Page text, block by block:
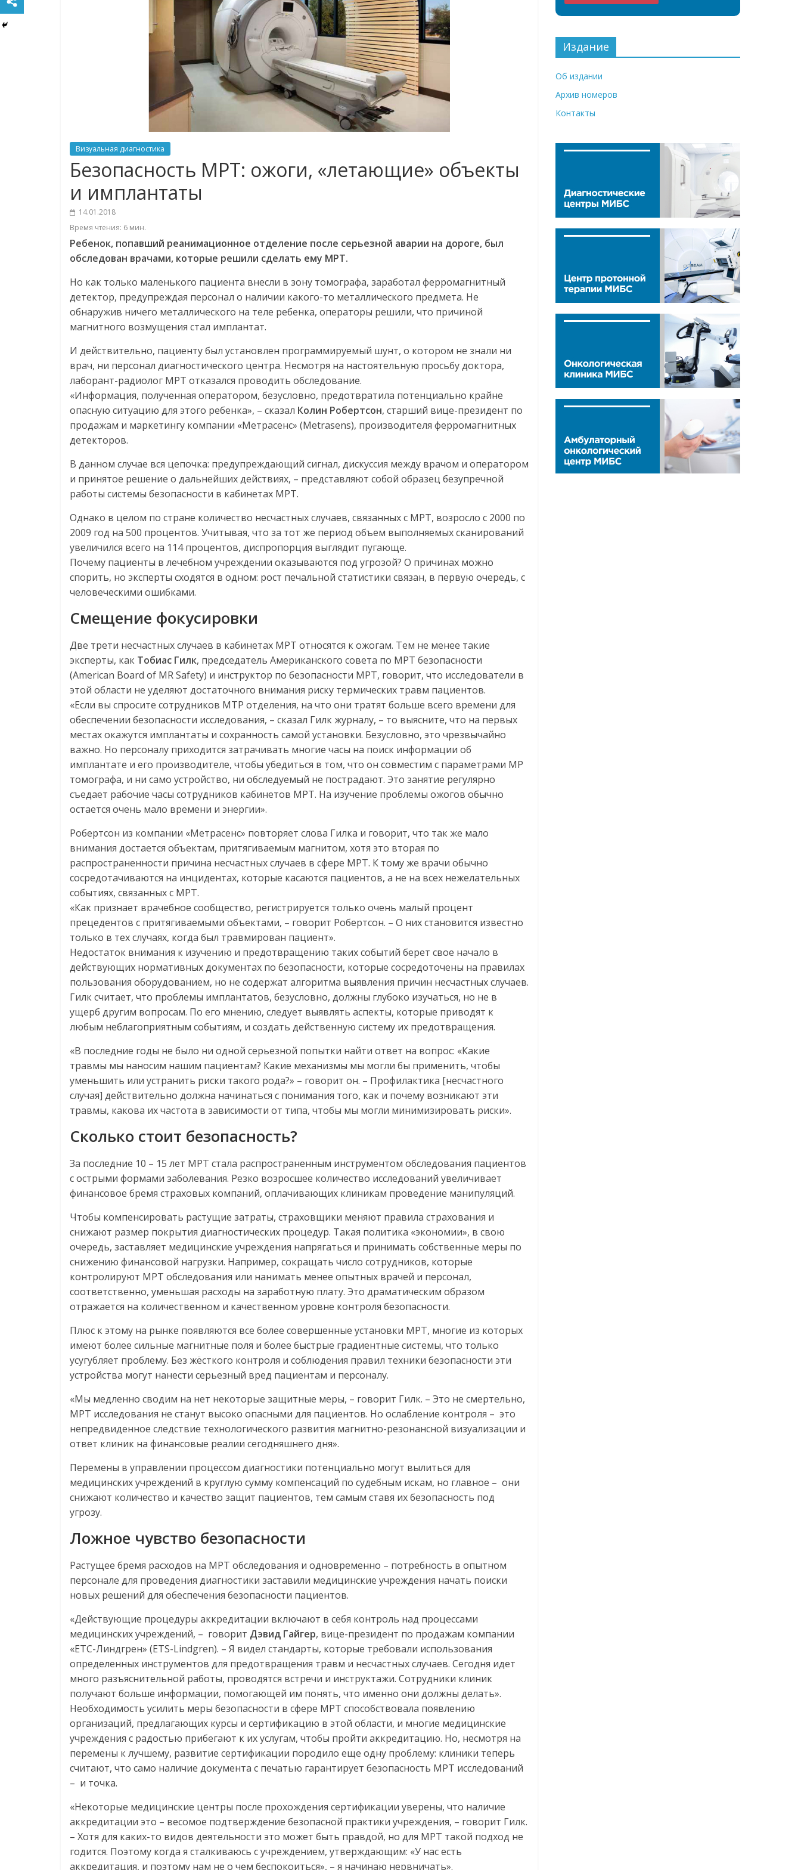
Визуальная диагностика
Безопасность МРТ: ожоги, «летающие» объекты
и имплантаты
14.01.2018
Время чтения: 6 мин.
Ребенок, попавший реанимационное отделение после серьезной аварии на дороге, был
обследован врачами, которые решили сделать ему МРТ.
Но как только маленького пациента внесли в зону томографа, заработал ферромагнитный
детектор, предупреждая персонал о наличии какого-то металлического предмета. Не
обнаружив ничего металлического на теле ребенка, операторы решили, что причиной
магнитного возмущения стал имплантат.
И действительно, пациенту был установлен программируемый шунт, о котором не знали ни
врач, ни персонал диагностического центра. Несмотря на настоятельную просьбу доктора,
лаборант-радиолог МРТ отказался проводить обследование.
«Информация, полученная оператором, безусловно, предотвратила потенциально крайне
опасную ситуацию для этого ребенка», – сказал Колин Робертсон, старший вице-президент по
продажам и маркетингу компании «Метрасенс» (Metrasens), производителя ферромагнитных
детекторов.
В данном случае вся цепочка: предупреждающий сигнал, дискуссия между врачом и оператором
и принятое решение о дальнейших действиях, – представляют собой образец безупречной
работы системы безопасности в кабинетах МРТ.
Однако в целом по стране количество несчастных случаев, связанных с МРТ, возросло с 2000 по
2009 год на 500 процентов. Учитывая, что за тот же период объем выполняемых сканирований
увеличился всего на 114 процентов, диспропорция выглядит пугающе.
Почему пациенты в лечебном учреждении оказываются под угрозой? О причинах можно
спорить, но эксперты сходятся в одном: рост печальной статистики связан, в первую очередь, с
человеческими ошибками.
Смещение фокусировки
Две трети несчастных случаев в кабинетах МРТ относятся к ожогам. Тем не менее такие
эксперты, как Тобиас Гилк, председатель Американского совета по МРТ безопасности
(American Board of MR Safety) и инструктор по безопасности МРТ, говорит, что исследователи в
этой области не уделяют достаточного внимания риску термических травм пациентов.
«Если вы спросите сотрудников МТР отделения, на что они тратят больше всего времени для
обеспечении безопасности исследования, – сказал Гилк журналу, – то выясните, что на первых
местах окажутся имплантаты и сохранность самой установки. Безусловно, это чрезвычайно
важно. Но персоналу приходится затрачивать многие часы на поиск информации об
имплантате и его производителе, чтобы убедиться в том, что он совместим с параметрами МР
томографа, и ни само устройство, ни обследуемый не пострадают. Это занятие регулярно
съедает рабочие часы сотрудников кабинетов МРТ. На изучение проблемы ожогов обычно
остается очень мало времени и энергии».
Робертсон из компании «Метрасенс» повторяет слова Гилка и говорит, что так же мало
внимания достается объектам, притягиваемым магнитом, хотя это вторая по
распространенности причина несчастных случаев в сфере МРТ. К тому же врачи обычно
сосредотачиваются на инцидентах, которые касаются пациентов, а не на всех нежелательных
событиях, связанных с МРТ.
«Как признает врачебное сообщество, регистрируется только очень малый процент
прецедентов с притягиваемыми объектами, – говорит Робертсон. – О них становится известно
только в тех случаях, когда был травмирован пациент».
Недостаток внимания к изучению и предотвращению таких событий берет свое начало в
действующих нормативных документах по безопасности, которые сосредоточены на правилах
пользования оборудованием, но не содержат алгоритма выявления причин несчастных случаев.
Гилк считает, что проблемы имплантатов, безусловно, должны глубоко изучаться, но не в
ущерб другим вопросам. По его мнению, следует выявлять аспекты, которые приводят к
любым неблагоприятным событиям, и создать действенную систему их предотвращения.
«В последние годы не было ни одной серьезной попытки найти ответ на вопрос: «Какие
травмы мы наносим нашим пациентам? Какие механизмы мы могли бы применить, чтобы
уменьшить или устранить риски такого рода?» – говорит он. – Профилактика [несчастного
случая] действительно должна начинаться с понимания того, как и почему возникают эти
травмы, какова их частота в зависимости от типа, чтобы мы могли минимизировать риски».
Сколько стоит безопасность?
За последние 10 – 15 лет МРТ стала распространенным инструментом обследования пациентов
с острыми формами заболевания. Резко возросшее количество исследований увеличивает
финансовое бремя страховых компаний, оплачивающих клиникам проведение манипуляций.
Чтобы компенсировать растущие затраты, страховщики меняют правила страхования и
снижают размер покрытия диагностических процедур. Такая политика «экономии», в свою
очередь, заставляет медицинские учреждения напрягаться и принимать собственные меры по
снижению финансовой нагрузки. Например, сокращать число сотрудников, которые
контролируют МРТ обследования или нанимать менее опытных врачей и персонал,
соответственно, уменьшая расходы на заработную плату. Это драматическим образом
отражается на количественном и качественном уровне контроля безопасности.
Плюс к этому на рынке появляются все более совершенные установки МРТ, многие из которых
имеют более сильные магнитные поля и более быстрые градиентные системы, что только
усугубляет проблему. Без жёсткого контроля и соблюдения правил техники безопасности эти
устройства могут нанести серьезный вред пациентам и персоналу.
«Мы медленно сводим на нет некоторые защитные меры, – говорит Гилк. – Это не смертельно,
МРТ исследования не станут высоко опасными для пациентов. Но ослабление контроля – это
непредвиденное следствие технологического развития магнитно-резонансной визуализации и
ответ клиник на финансовые реалии сегодняшнего дня».
Перемены в управлении процессом диагностики потенциально могут вылиться для
медицинских учреждений в круглую сумму компенсаций по судебным искам, но главное – они
снижают количество и качество защит пациентов, тем самым ставя их безопасность под
угрозу.
Ложное чувство безопасности
Растущее бремя расходов на МРТ обследования и одновременно – потребность в опытном
персонале для проведения диагностики заставили медицинские учреждения начать поиски
новых решений для обеспечения безопасности пациентов.
«Действующие процедуры аккредитации включают в себя контроль над процессами
медицинских учреждений, – говорит Дэвид Гайгер, вице-президент по продажам компании
«ЕТС-Линдгрен» (ETS-Lindgren). – Я видел стандарты, которые требовали использования
определенных инструментов для предотвращения травм и несчастных случаев. Сегодня идет
много разъяснительной работы, проводятся встречи и инструктажи. Сотрудники клиник
получают больше информации, помогающей им понять, что именно они должны делать».
Необходимость усилить меры безопасности в сфере МРТ способствовала появлению
организаций, предлагающих курсы и сертификацию в этой области, и многие медицинские
учреждения с радостью прибегают к их услугам, чтобы пройти аккредитацию. Но, несмотря на
перемены к лучшему, развитие сертификации породило еще одну проблему: клиники теперь
считают, что само наличие документа с печатью гарантирует безопасность МРТ исследований
– и точка.
«Некоторые медицинские центры после прохождения сертификации уверены, что наличие
аккредитации это – весомое подтверждение безопасной практики учреждения, – говорит Гилк.
– Хотя для каких-то видов деятельности это может быть правдой, но для МРТ такой подход не
годится. Поэтому когда я сталкиваюсь с учреждением, утверждающим: «У нас есть
аккредитация, и поэтому нам не о чем беспокоиться», – я начинаю нервничать».
Издание
Об издании
Архив номеров
Контакты